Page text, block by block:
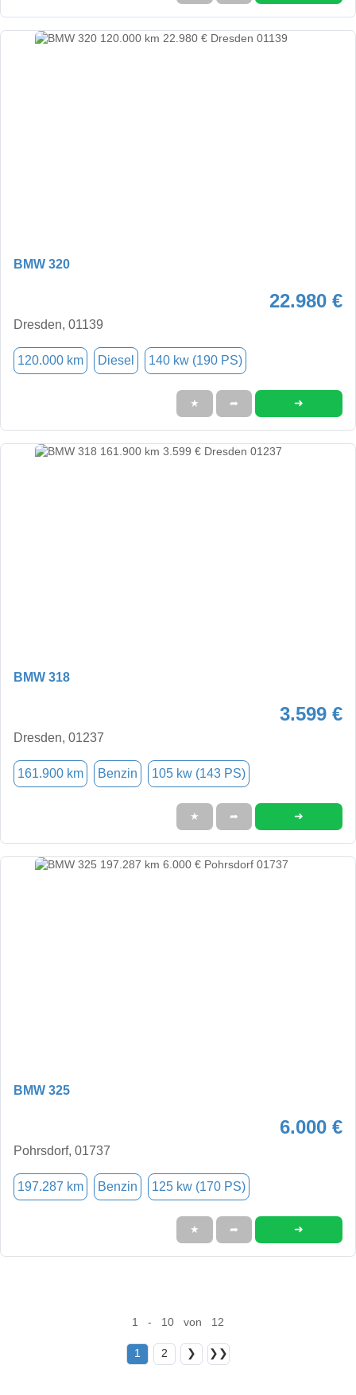
BMW 320
22.980 €
Dresden, 01139
120.000 km Diesel 140 kw (190 PS)
★ ➦ ➜
BMW 318
3.599 €
Dresden, 01237
161.900 km Benzin 105 kw (143 PS)
★ ➦ ➜
BMW 325
6.000 €
Pohrsdorf, 01737
197.287 km Benzin 125 kw (170 PS)
★ ➦ ➜
1 - 10 von 12
1 2 ❯ ❯❯